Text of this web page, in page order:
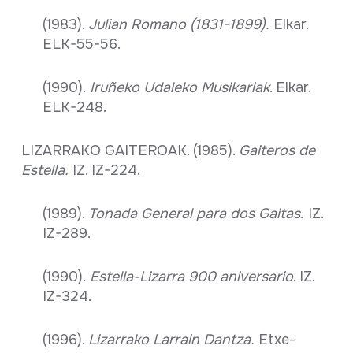
(1983). Julian Romano (1831-1899). Elkar.
ELK-55-56.
(1990). Iruñeko Udaleko Musikariak. Elkar.
ELK-248.
LIZARRAKO GAITEROAK. (1985). Gaiteros de
Estella. IZ. IZ-224.
(1989). Tonada General para dos Gaitas. IZ.
IZ-289.
(1990). Estella-Lizarra 900 aniversario. IZ.
IZ-324.
(1996). Lizarrako Larrain Dantza. Etxe-